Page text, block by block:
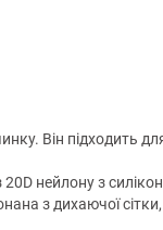
Він підходить для
20D нейлону з
з дихаючої